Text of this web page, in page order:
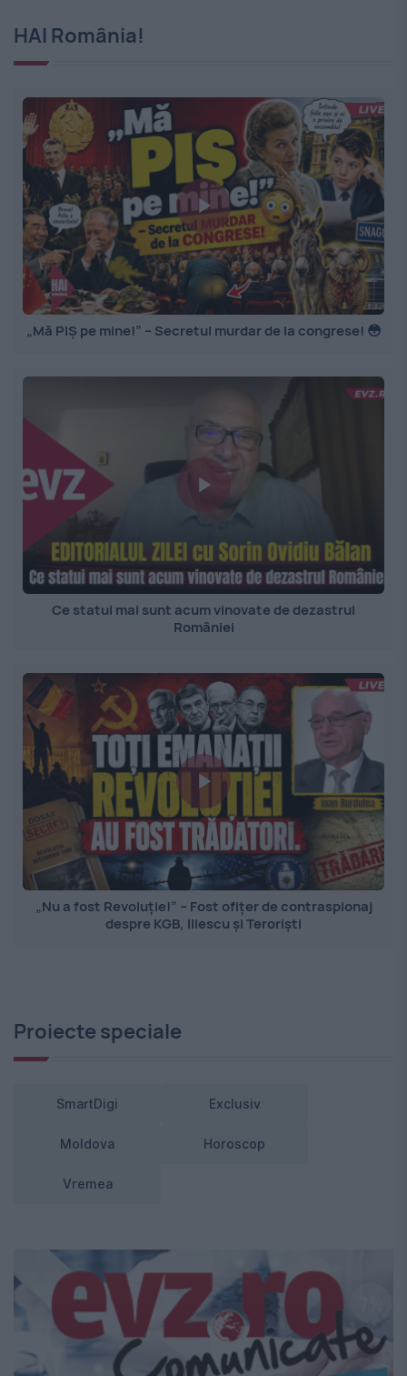
HAI România!
„Mă PIȘ pe mine!” – Secretul murdar de la congrese! 😳
Ce statui mai sunt acum vinovate de dezastrul
României
„Nu a fost Revoluție!” – Fost ofițer de contraspionaj
despre KGB, Iliescu și Teroriști
Proiecte speciale
SmartDigi Exclusiv
Moldova Horoscop
Vremea